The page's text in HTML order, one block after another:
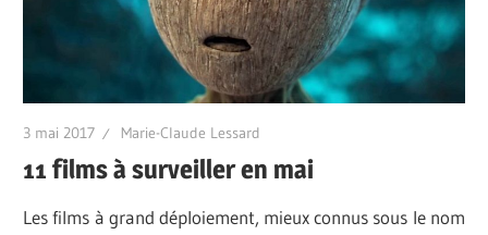
3 mai 2017 Marie-Claude Lessard
11 films à surveiller en mai
Les films à grand déploiement, mieux connus sous le nom